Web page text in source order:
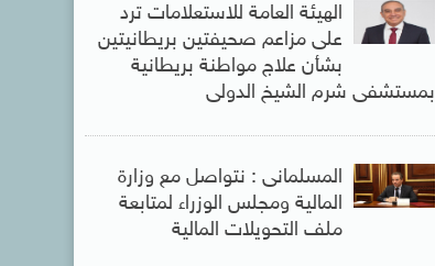
الهيئة العامة للاستعلامات ترد
على مزاعم صحيفتين بريطانيتين
بشأن علاج مواطنة بريطانية
بمستشفى شرم الشيخ الدولى
المسلمانى : نتواصل مع وزارة
المالية ومجلس الوزراء لمتابعة
ملف التحويلات المالية